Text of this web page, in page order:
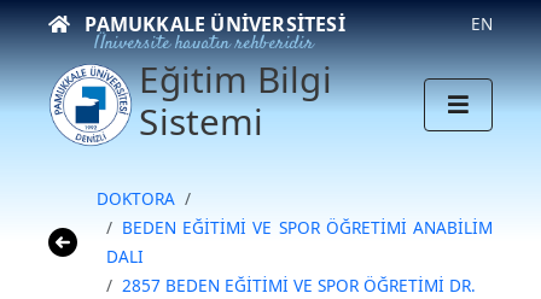
PAMUKKALE ÜNIVERSITESI
Üniversite hayatın rehberidir
EN
Eğitim Bilgi
Sistemi
DOKTORA
BEDEN EĞİTİMİ VE SPOR ÖĞRETİMİ ANABİLİM
DALI
2857 BEDEN EĞİTİMİ VE SPOR ÖĞRETİMİ DR.